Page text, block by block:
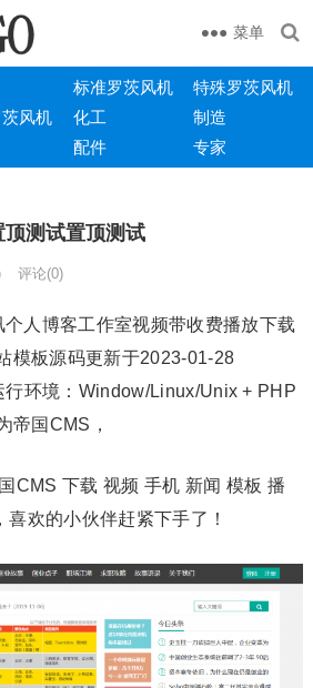
菜单
标准罗茨风机
特殊罗茨风机
风机 化工
制造
配件 专家
测试置顶测试
评论(0)
人博客工作室视频带收费播放下载
模板源码更新于2023-01-28
行环境：Window/Linux/Unix + PHP
帝国CMS，
CMS 下载 视频 手机 新闻 模板 播
欢的小伙伴赶紧下手了！